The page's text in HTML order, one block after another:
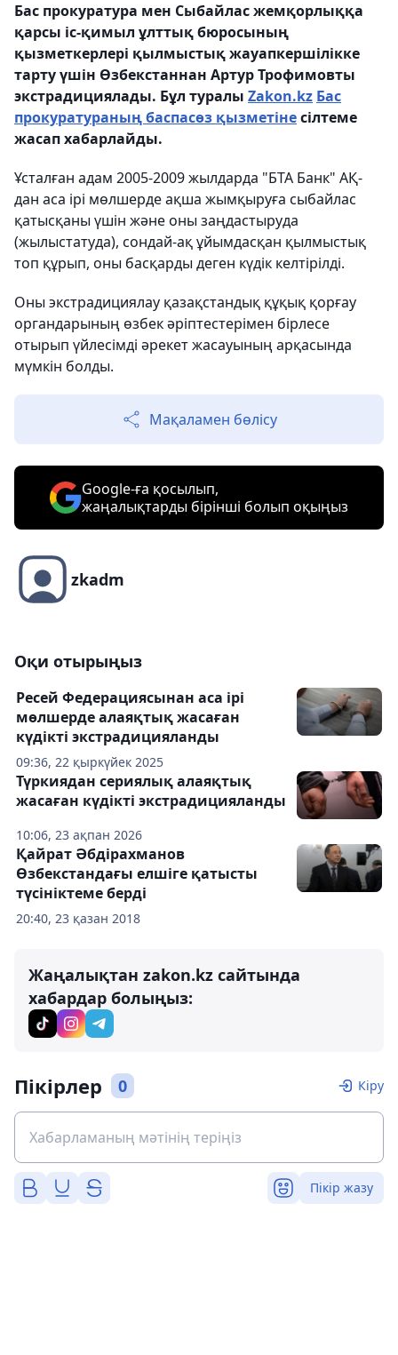
Бас прокуратура мен Сыбайлас жемқорлыққа
қарсы іс-қимыл ұлттық бюросының
қызметкерлері қылмыстық жауапкершілікке
тарту үшін Өзбекстаннан Артур Трофимовты
экстрадициялады. Бұл туралы Zakon.kz Бас
прокуратураның баспасөз қызметінесілтеме
жасап хабарлайды.
Ұсталған адам 2005-2009 жылдарда "БТА Банк" АҚ-
дан аса ірі мөлшерде ақша жымқыруға сыбайлас
қатысқаны үшін және оны заңдастыруда
(жылыстатуда), сондай-ақ ұйымдасқан қылмыстық
топ құрып, оны басқарды деген күдік келтірілді.
Оны экстрадициялау қазақстандық құқық қорғау
органдарының өзбек әріптестерімен бірлесе
отырып үйлесімді әрекет жасауының арқасында
мүмкін болды.
Мақаламен бөлісу
Google-ға қосылып,
жаңалықтарды бірінші болып оқыңыз
zkadm
Оқи отырыңыз
09:36, 22 қыркүйек 2025
Ресей Федерациясынан аса ірі
мөлшерде алаяқтық жасаған
күдікті экстрадицияланды
10:06, 23 ақпан 2026
Түркиядан сериялық алаяқтық
жасаған күдікті экстрадицияланды
20:40, 23 қазан 2018
Қайрат Әбдірахманов
Өзбекстандағы елшіге қатысты
түсініктеме берді
Жаңалықтан zakon.kz сайтында
хабардар болыңыз:
Пікірлер 0 Кіру
Пікір жазу